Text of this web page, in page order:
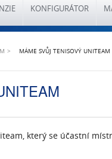
KONFIGURÁTOR
MÁME SVŮJ TENISOVÝ UNITEAM
který se účastní